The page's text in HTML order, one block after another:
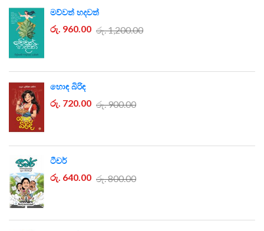
මව්වත් හදවත්
රු. 960.00 රු. 1,200.00
හොඳ බිරිඳ
රු. 720.00 රු. 900.00
ටීචර්
රු. 640.00 රු. 800.00